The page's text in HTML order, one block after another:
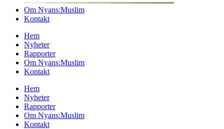
Om Nyans:Muslim
Kontakt
Hem
Nyheter
Rapporter
Om Nyans:Muslim
Kontakt
Hem
Nyheter
Rapporter
Om Nyans:Muslim
Kontakt